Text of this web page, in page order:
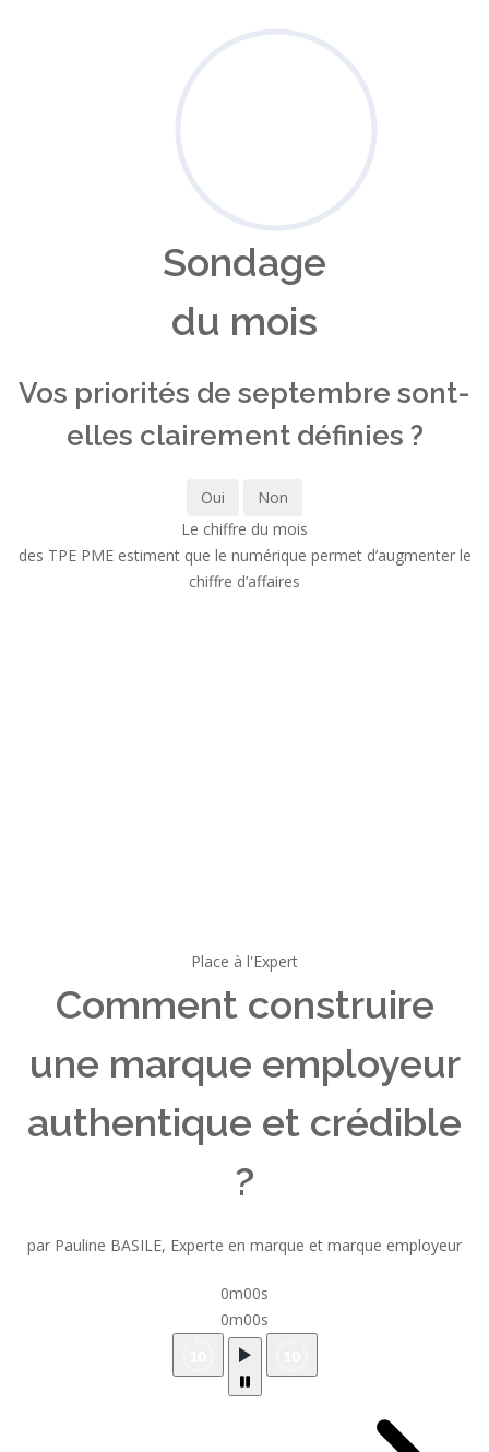
Sondage
du mois
Vos priorités de septembre sont-
elles clairement définies ?
Oui
Non
Le chiffre du mois
des TPE PME estiment que le numérique permet d’augmenter le
chiffre d’affaires
Place à l'Expert
Comment construire
une marque employeur
authentique et crédible
?
par Pauline BASILE, Experte en marque et marque employeur
0m00s
0m00s